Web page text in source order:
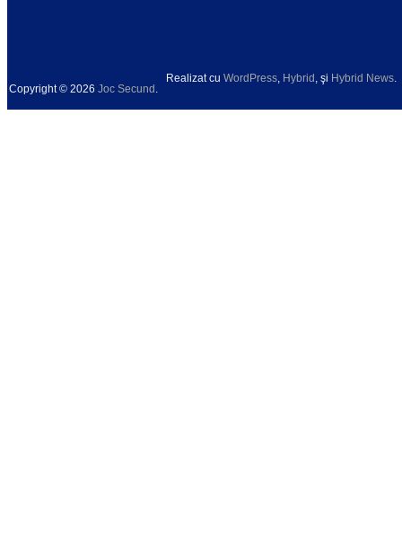
Copyright © 2026 Joc Secund
Realizat cu WordPress Hybrid , şi Hybrid News